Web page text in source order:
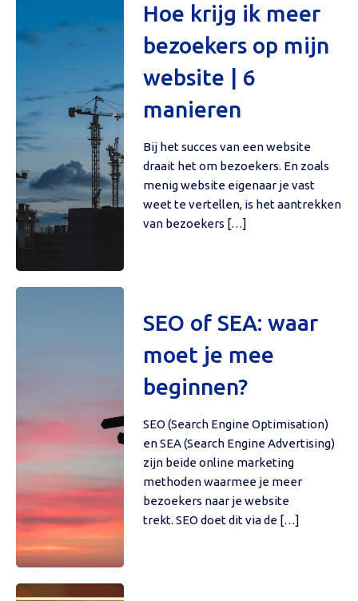
Hoe krijg ik meer
bezoekers op mijn
website | 6
manieren
Bij het succes van een website
draait het om bezoekers. En zoals
menig website eigenaar je vast
weet te vertellen, is het aantrekken
van bezoekers […]
SEO of SEA: waar
moet je mee
beginnen?
SEO (Search Engine Optimisation)
en SEA (Search Engine Advertising)
zijn beide online marketing
methoden waarmee je meer
bezoekers naar je website
trekt. SEO doet dit via de […]